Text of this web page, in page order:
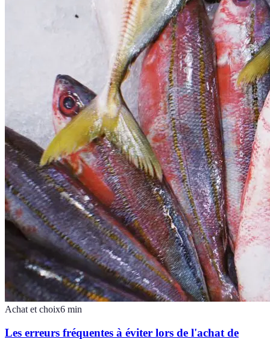
Achat et choix6 min
Les erreurs fréquentes à éviter lors de l'achat de